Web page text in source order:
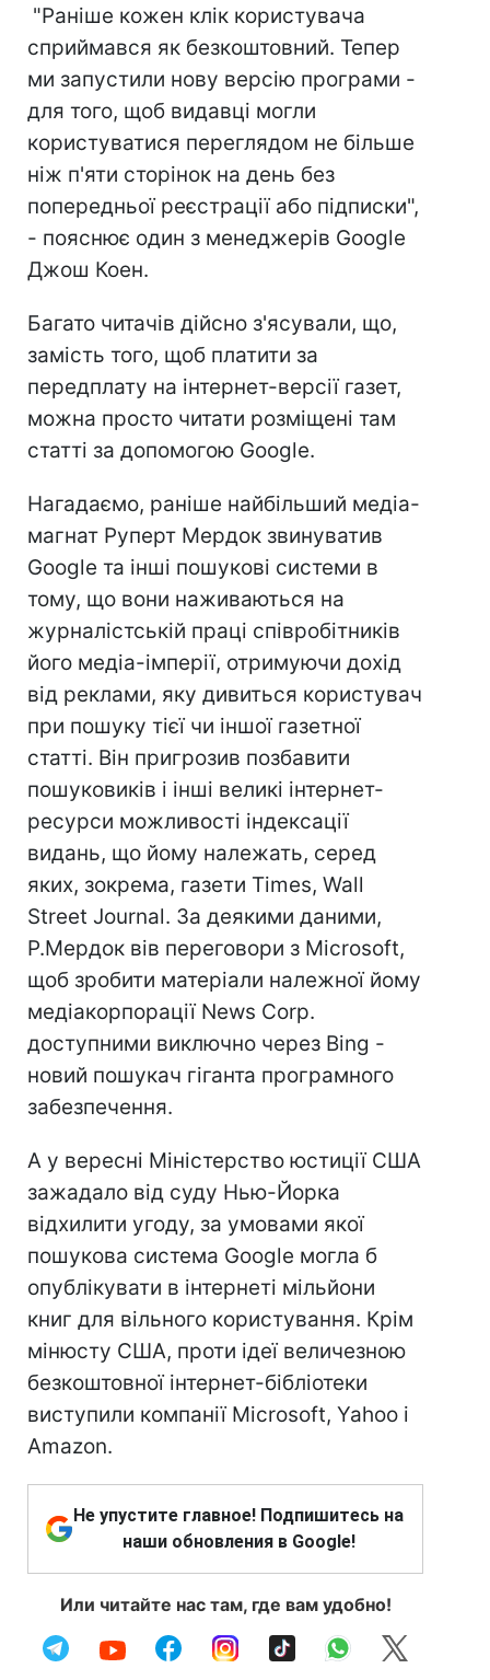
"Раніше кожен клік користувача
сприймався як безкоштовний. Тепер
ми запустили нову версію програми -
для того, щоб видавці могли
користуватися переглядом не більше
ніж п'яти сторінок на день без
попередньої реєстрації або підписки",
- пояснює один з менеджерів Google
Джош Коен.
Багато читачів дійсно з'ясували, що,
замість того, щоб платити за
передплату на інтернет-версії газет,
можна просто читати розміщені там
статті за допомогою Google.
Нагадаємо, раніше найбільший медіа-
магнат Руперт Мердок звинуватив
Google та інші пошукові системи в
тому, що вони наживаються на
журналістській праці співробітників
його медіа-імперії, отримуючи дохід
від реклами, яку дивиться користувач
при пошуку тієї чи іншої газетної
статті. Він пригрозив позбавити
пошуковиків і інші великі інтернет-
ресурси можливості індексації
видань, що йому належать, серед
яких, зокрема, газети Times, Wall
Street Journal. За деякими даними,
Р.Мердок вів переговори з Microsoft,
щоб зробити матеріали належної йому
медіакорпорації News Corp.
доступними виключно через Bing -
новий пошукач гіганта програмного
забезпечення.
А у вересні Міністерство юстиції США
зажадало від суду Нью-Йорка
відхилити угоду, за умовами якої
пошукова система Google могла б
опублікувати в інтернеті мільйони
книг для вільного користування. Крім
мінюсту США, проти ідеї величезною
безкоштовної інтернет-бібліотеки
виступили компанії Microsoft, Yahoo і
Amazon.
Не упустите главное! Подпишитесь на
наши обновления в Google!
Или читайте нас там, где вам удобно!